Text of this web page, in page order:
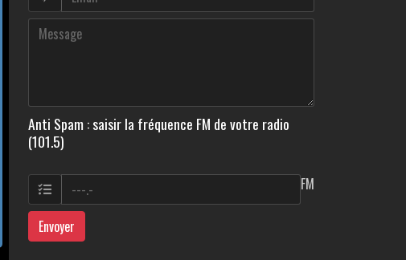
Anti Spam : saisir la fréquence FM de votre radio
(101.5)
FM
Envoyer